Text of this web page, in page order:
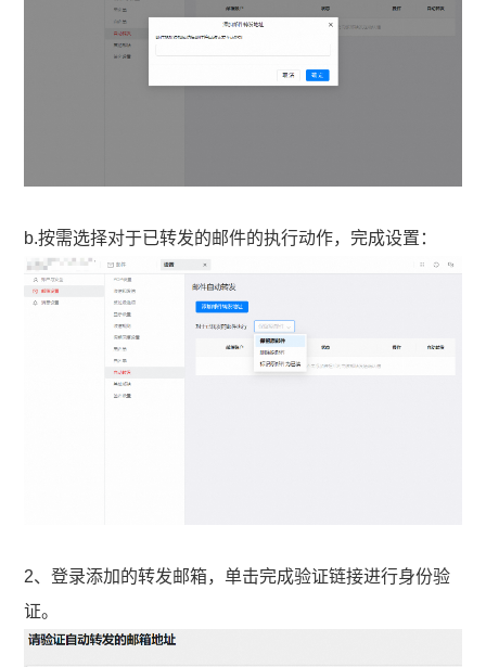
b.按需选择对于已转发的邮件的执行动作，完成设置：
2、登录添加的转发邮箱，单击完成验证链接进行身份验
证。